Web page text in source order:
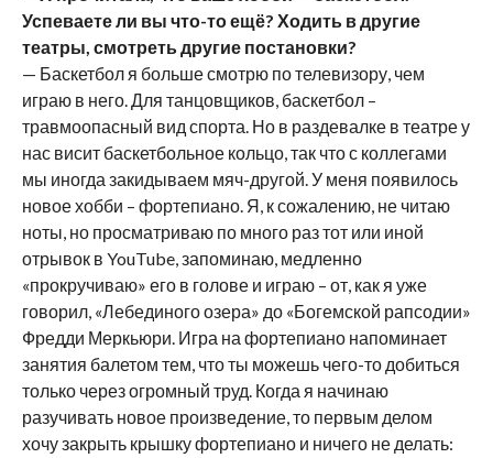
Успеваете ли вы что-то ещё? Ходить в другие
театры, смотреть другие постановки?
— Баскетбол я больше смотрю по телевизору, чем
играю в него. Для танцовщиков, баскетбол –
травмоопасный вид спорта. Но в раздевалке в театре у
нас висит баскетбольное кольцо, так что с коллегами
мы иногда закидываем мяч-другой. У меня появилось
новое хобби – фортепиано. Я, к сожалению, не читаю
ноты, но просматриваю по много раз тот или иной
отрывок в YouTube, запоминаю, медленно
«прокручиваю» его в голове и играю – от, как я уже
говорил, «Лебединого озера» до «Богемской рапсодии»
Фредди Меркьюри. Игра на фортепиано напоминает
занятия балетом тем, что ты можешь чего-то добиться
только через огромный труд. Когда я начинаю
разучивать новое произведение, то первым делом
хочу закрыть крышку фортепиано и ничего не делать: